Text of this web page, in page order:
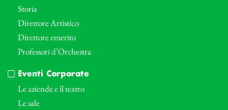
Storia
Direttore Artistico
Direttore emerito
Professori d’Orchestra
Eventi Corporate
Le aziende e il teatro
Le sale